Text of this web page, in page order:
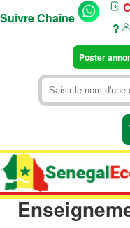
Suivre Chaîne
?
Poster